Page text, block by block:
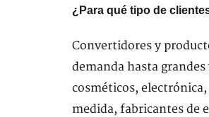
¿Para qué tipo de
Convertidores y
demanda hasta
cosméticos,
medida, fabricantes de